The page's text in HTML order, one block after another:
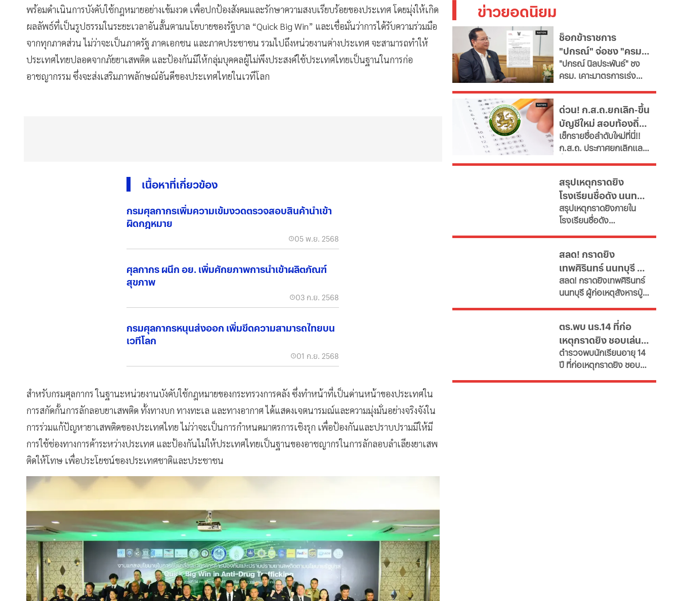
พร้อมดำเนินการบังคับใช้กฎหมายอย่างเข้มงวด เพื่อปกป้องสังคมและรักษาความสงบเรียบร้อยของประเทศ โดยมุ่งให้เกิด
ผลลัพธ์ที่เป็นรูปธรรมในระยะเวลาอันสั้นตามนโยบายของรัฐบาล “Quick Big Win” และเชื่อมั่นว่าการได้รับความร่วมมือ
จากทุกภาคส่วน ไม่ว่าจะเป็นภาครัฐ ภาคเอกชน และภาคประชาชน รวมไปถึงหน่วยงานต่างประเทศ จะสามารถทำให้
ประเทศไทยปลอดจากภัยยาเสพติด และป้องกันมิให้กลุ่มบุคคลผู้ไม่พึงประสงค์ใช้ประเทศไทยเป็นฐานในการก่อ
อาชญากรรม ซึ่งจะส่งเสริมภาพลักษณ์อันดีของประเทศไทยในเวทีโลก
เนื้อหาที่เกี่ยวข้อง
กรมศุลกากรเพิ่มความเข้มงวดตรวจสอบสินค้านำเข้า
ผิดกฎหมาย
05 พ.ย. 2568
ศุลกากร ผนึก อย. เพิ่มศักยภาพการนำเข้าผลิตภัณฑ์
สุขภาพ
03 ก.ย. 2568
กรมศุลกากรหนุนส่งออก เพิ่มขีดความสามารถไทยบน
เวทีโลก
01 ก.ย. 2568
สำหรับกรมศุลกากร ในฐานะหน่วยงานบังคับใช้กฎหมายของกระทรวงการคลัง ซึ่งทำหน้าที่เป็นด่านหน้าของประเทศใน
การสกัดกั้นการลักลอบยาเสพติด ทั้งทางบก ทางทะเล และทางอากาศ ได้แสดงเจตนารมณ์และความมุ่งมั่นอย่างจริงจังใน
การร่วมแก้ปัญหายาเสพติดของประเทศไทย ไม่ว่าจะเป็นการกำหนดมาตรการเชิงรุก เพื่อป้องกันและปราบปรามมิให้มี
การใช้ช่องทางการค้าระหว่างประเทศ และป้องกันไม่ให้ประเทศไทยเป็นฐานของอาชญากรในการลักลอบลำเลียงยาเสพ
ติดให้โทษ เพื่อประโยชน์ของประเทศชาติและประชาชน
ข่าวยอดนิยม
ช็อกข้าราชการ
"ปกรณ์" จ่อชง "ครม."
รื้อใหญ่กำลังคนภาครัฐ
เช็ก 11 สายงานจะหาย
ไป
​"ปกรณ์ นิลประพันธ์" ชง
ครม. เคาะมาตรการเร่ง
จัดการกำลังคนภาครัฐ สั่ง
ทุกกระทรวง "ตรึงกำลัง
ใหม่-ยุบเลิกตำแหน่งว่าง
และสายงานสนับสนุนไม่
จำเป็น" ตั้งเป้าลดขนาด
ข้าราชการลงอย่างน้อย
รายจ่ายบุคลากรพุ่งทะยาน
กระทบเงินลงทุนโครงสร้าง
พื้นฐานและการพัฒนา
ประเทศ เผย 11 สายงานจะ
หายไป เช็กที่นี่
ด่วน! ก.ส.ถ.ยกเลิก-ขึ้น
บัญชีใหม่ สอบท้องถิ่น
2568 ทุกภาค
เช็กรายชื่อลำดับใหม่ที่นี่!!
ก.ส.ถ. ประกาศยกเลิกและ
ข้อผิดพลาดทางกฎหมาย
ดึงคนไม่ผ่านเกณฑ์สอบ
ภาค ค
สรุปเหตุกราดยิง
โรงเรียนชื่อดัง นนทบุรี
ล่าสุด ผู้ก่อเหตุเสียชีวิต
แล้ว
สรุปเหตุกราดยิงภายใน
โรงเรียนชื่อดัง
แล้ว ขณะที่ยอดผู้เสียชีวิต
พุ่งเป็น 7 ราย บาดเจ็บกว่า
15 ราย
สลด! กราดยิง
เทพศิรินทร์ นนทบุรี ดับ
7 พบยิงปู่ย่าก่อนบุก
โรงเรียน
สลด! กราดยิงเทพศิรินทร์
นนทบุรี ผู้ก่อเหตุสังหารปู่
ก่อเหตุที่โรงเรียน
ตร.พบ นร.14 ที่ก่อ
เหตุกราดยิง ชอบเล่น
เกมรุนแรง และศึกษาที่
สหรัฐ
ตำรวจพบนักเรียนอายุ 14
ปี ที่ก่อเหตุกราดยิง ชอบ